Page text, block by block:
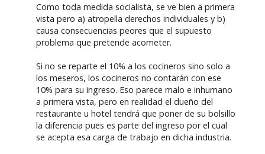
Como toda medida socialista, se ve bien a primera
vista pero a) atropella derechos individuales y b)
causa consecuencias peores que el supuesto
problema que pretende acometer.
Si no se reparte el 10% a los cocineros sino solo a
los meseros, los cocineros no contarán con ese
10% para su ingreso. Eso parece malo e inhumano
a primera vista, pero en realidad el dueño del
restaurante u hotel tendrá que poner de su bolsillo
la diferencia pues es parte del ingreso por el cual
se acepta esa carga de trabajo en dicha industria.